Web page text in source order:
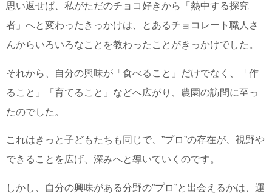
思い返せば、私がただのチョコ好きから「熱中する探究
者」へと変わったきっかけは、とあるチョコレート職人さ
んからいろいろなことを教わったことがきっかけでした。
それから、自分の興味が「食べること」だけでなく、「作
ること」「育てること」などへ広がり、農園の訪問に至っ
たのでした。
これはきっと子どもたちも同じで、”プロ”の存在が、視野や
できることを広げ、深みへと導いていくのです。
しかし、自分の興味がある分野の”プロ”と出会えるかは、運